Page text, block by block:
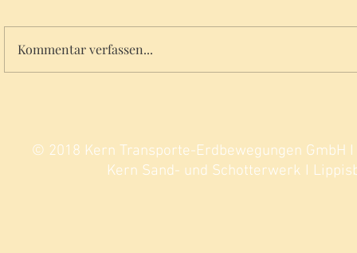
Kommentar verfassen...
© 2018 Kern Transporte-Erdbewegungen GmbH
Kern Sand- und Schotterwerk I